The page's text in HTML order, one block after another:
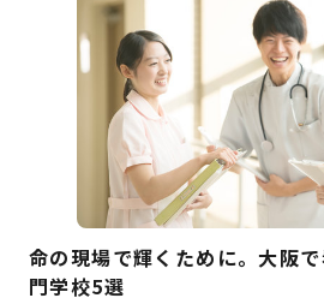
命の現場で輝くために。大阪
門学校5選